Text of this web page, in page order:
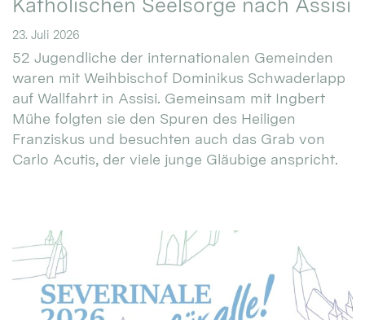
23. Juli 2026
52 Jugendliche der internationalen Gemeinden
waren mit Weihbischof Dominikus Schwaderlapp
auf Wallfahrt in Assisi. Gemeinsam mit Ingbert
Mühe folgten sie den Spuren des Heiligen
Franziskus und besuchten auch das Grab von
Carlo Acutis, der viele junge Gläubige anspricht.